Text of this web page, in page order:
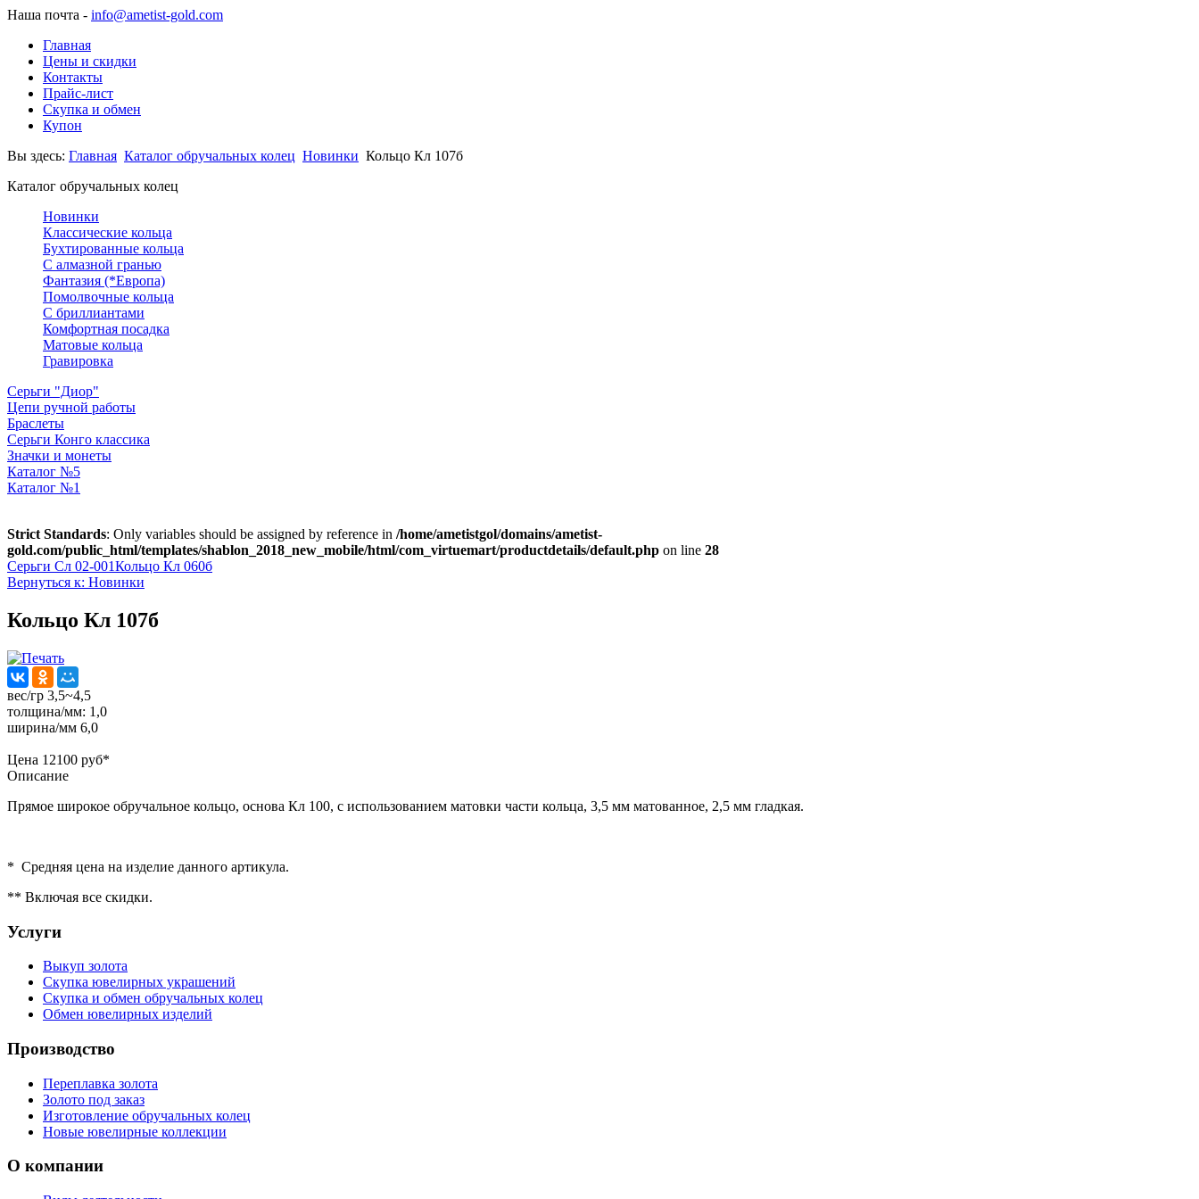
Наша почта - info@ametist-gold.com
Главная
Цены и скидки
Контакты
Прайс-лист
Скупка и обмен
Купон
Вы здесь: Главная Каталог обручальных колец Новинки Кольцо Кл 107б
Каталог обручальных колец
Новинки
Классические кольца
Бухтированные кольца
С алмазной гранью
Фантазия (*Европа)
Помолвочные кольца
С бриллиантами
Комфортная посадка
Матовые кольца
Гравировка
Серьги "Диор"
Цепи ручной работы
Браслеты
Серьги Конго классика
Значки и монеты
Каталог №5
Каталог №1
Strict Standards: Only variables should be assigned by reference in /home/ametistgol/domains/ametist-
gold.com/public_html/templates/shablon_2018_new_mobile/html/com_virtuemart/productdetails/default.php on line 28
Серьги Сл 02-001Кольцо Кл 060б
Вернуться к: Новинки
Кольцо Кл 107б
вес/гр 3,5~4,5
толщина/мм: 1,0
ширина/мм 6,0
Цена 12100 руб*
Описание
Прямое широкое обручальное кольцо, основа Кл 100, с использованием матовки части кольца, 3,5 мм матованное, 2,5 мм гладкая.
* Средняя цена на изделие данного артикула.
** Включая все скидки.
Услуги
Выкуп золота
Скупка ювелирных украшений
Скупка и обмен обручальных колец
Обмен ювелирных изделий
Производство
Переплавка золота
Золото под заказ
Изготовление обручальных колец
Новые ювелирные коллекции
О компании